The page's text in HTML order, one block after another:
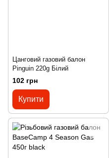
Цанговий газовий балон
Pinguin 220g Білий
102 грн
Купити